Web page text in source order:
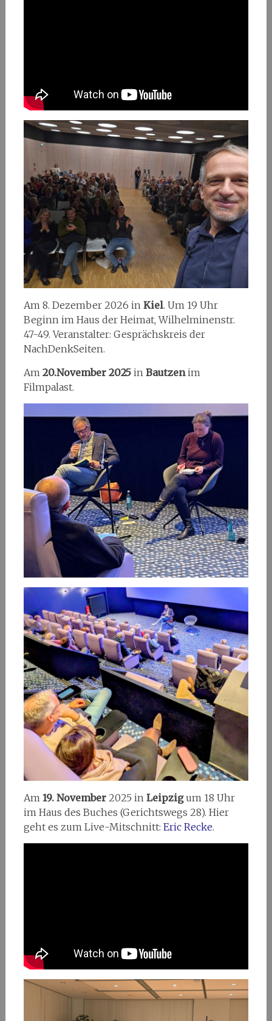
Am 8. Dezember 2026 in Kiel. Um 19 Uhr
Beginn im Haus der Heimat, Wilhelminenstr.
47-49. Veranstalter: Gesprächskreis der
NachDenkSeiten.
Am 20.November 2025in Bautzenim
Filmpalast.
Am 19. November2025 in Leipzigum 18 Uhr
im Haus des Buches (Gerichtswegs 28). Hier
geht es zum Live-Mitschnitt: Eric Recke.